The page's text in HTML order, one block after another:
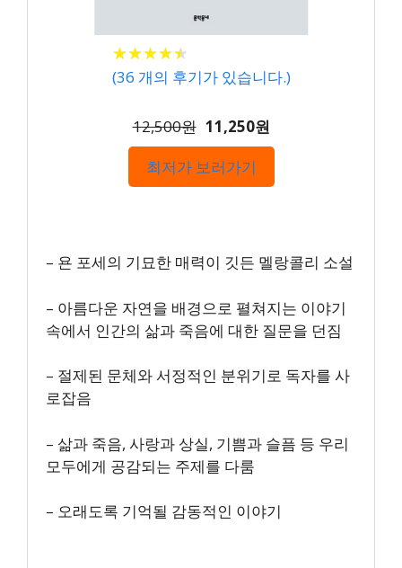
★★★★★
★★★★★
(36 개의 후기가 있습니다.)
12,500원 11,250원
최저가 보러가기
– 욘 포세의 기묘한 매력이 깃든 멜랑콜리 소설
– 아름다운 자연을 배경으로 펼쳐지는 이야기
속에서 인간의 삶과 죽음에 대한 질문을 던짐
– 절제된 문체와 서정적인 분위기로 독자를 사
로잡음
– 삶과 죽음, 사랑과 상실, 기쁨과 슬픔 등 우리
모두에게 공감되는 주제를 다룸
– 오래도록 기억될 감동적인 이야기